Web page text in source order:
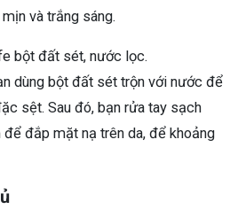
và trắng sáng.
bột đất sét, nước lọc.
dùng bột đất sét trộn với nước để
sệt. Sau đó, bạn rửa tay sạch
đắp mặt nạ trên da, để khoảng